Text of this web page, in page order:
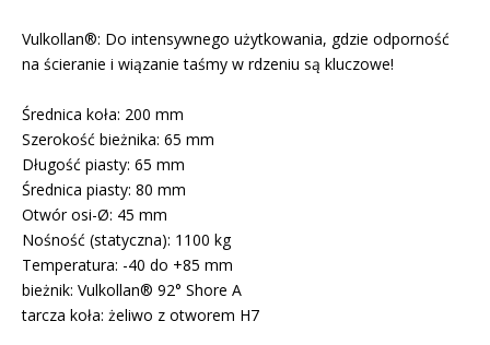
Vulkollan®: Do intensywnego użytkowania, gdzie odporność
na ścieranie i wiązanie taśmy w rdzeniu są kluczowe!
Średnica koła: 200 mm
Szerokość bieżnika: 65 mm
Długość piasty: 65 mm
Średnica piasty: 80 mm
Otwór osi-Ø: 45 mm
Nośność (statyczna): 1100 kg
Temperatura: -40 do +85 mm
bieżnik: Vulkollan® 92° Shore A
tarcza koła: żeliwo z otworem H7